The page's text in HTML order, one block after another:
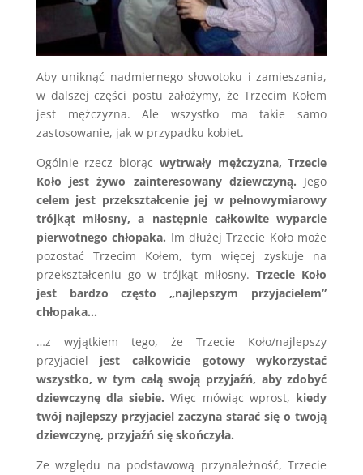
Aby uniknąć nadmiernego słowotoku i zamieszania,
w dalszej części postu założymy, że Trzecim Kołem
jest mężczyzna. Ale wszystko ma takie samo
zastosowanie, jak w przypadku kobiet.
Ogólnie rzecz biorąc wytrwały mężczyzna, Trzecie
Koło jest żywo zainteresowany dziewczyną. Jego
celem jest przekształcenie jej w pełnowymiarowy
trójkąt miłosny, a następnie całkowite wyparcie
pierwotnego chłopaka. Im dłużej Trzecie Koło może
pozostać Trzecim Kołem, tym więcej zyskuje na
przekształceniu go w trójkąt miłosny.Trzecie Koło
jest bardzo często „najlepszym przyjacielem”
chłopaka…
…z wyjątkiem tego, że Trzecie Koło/najlepszy
przyjaciel jest całkowicie gotowy wykorzystać
wszystko, w tym całą swoją przyjaźń, aby zdobyć
dziewczynę dla siebie. Więc mówiąc wprost, kiedy
twój najlepszy przyjaciel zaczyna starać się o twoją
dziewczynę, przyjaźń się skończyła.
Ze względu na podstawową przynależność, Trzecie